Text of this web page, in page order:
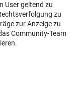
User geltend zu
zu
zur Anzeige zu
Community-Team